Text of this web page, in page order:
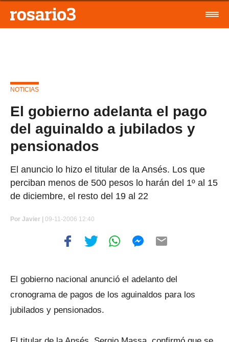
NOTICIAS
El gobierno adelanta el pago
del aguinaldo a jubilados y
pensionados
El anuncio lo hizo el titular de la Ansés. Los que
perciban menos de 500 pesos lo harán del 1º al 15
de diciembre, el resto del 19 al 22
Por Javier | 09-11-2006 12:40
El gobierno nacional anunció el adelanto del
cronograma de pagos de los aguinaldos para los
jubilados y pensionados.